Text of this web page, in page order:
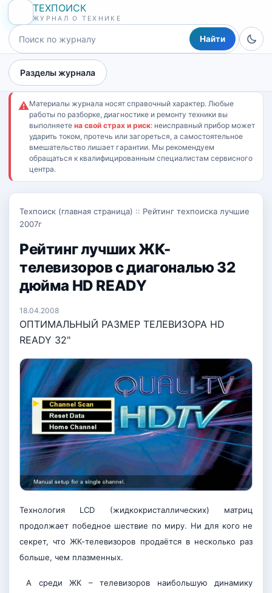
ТЕХПОИСК
ЖУРНАЛ О ТЕХНИКЕ
Найти
Разделы журнала
⚠Материалы журнала носят справочный характер. Любые
работы по разборке, диагностике и ремонту техники вы
выполняете на свой страх и риск: неисправный прибор может
ударить током, протечь или загореться, а самостоятельное
вмешательство лишает гарантии. Мы рекомендуем
обращаться к квалифицированным специалистам сервисного
центра.
Техпоиск (главная страница) :: Рейтинг техпоиска лучшие
2007г
Рейтинг лучших ЖК-
телевизоров с диагональю 32
дюйма HD READY
18.04.2008
ОПТИМАЛЬНЫЙ РАЗМЕР ТЕЛЕВИЗОРА HD
READY 32"
Технология LCD (жидкокристаллических) матриц
продолжает победное шествие по миру. Ни для кого не
секрет, что ЖК-телевизоров продаётся в несколько раз
больше, чем плазменных.
А среди ЖК – телевизоров наибольшую динамику